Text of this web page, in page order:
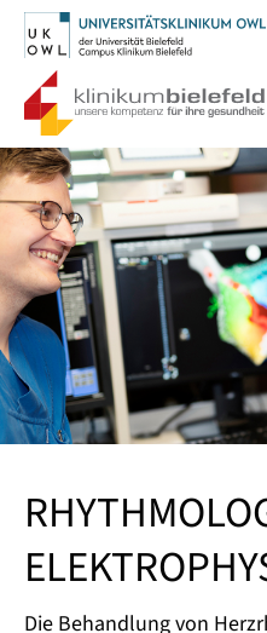
Die Behandlung von